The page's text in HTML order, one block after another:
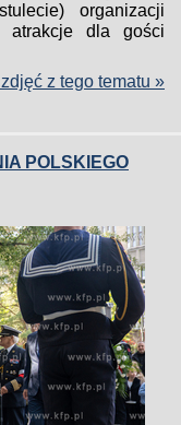
organizacji
atrakcje dla gości
z tego tematu »
POLSKIEGO